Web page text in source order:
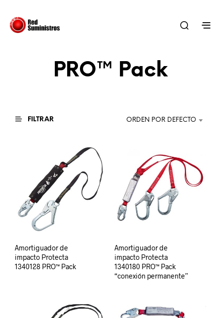
PRO™ Pack
FILTRAR ORDEN POR DEFECTO
Amortiguador de
impacto Protecta
1340128 PRO™ Pack
Amortiguador de
impacto Protecta
1340180 PRO™ Pack
“conexión permanente”